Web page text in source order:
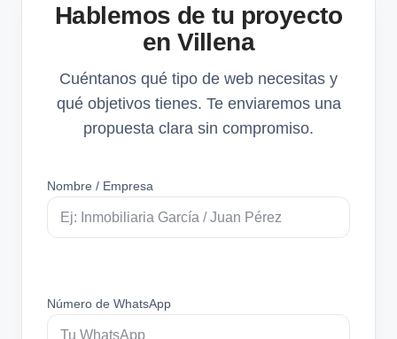
Hablemos de tu proyecto
en Villena
Cuéntanos qué tipo de web necesitas y
qué objetivos tienes. Te enviaremos una
propuesta clara sin compromiso.
Nombre / Empresa
Número de WhatsApp